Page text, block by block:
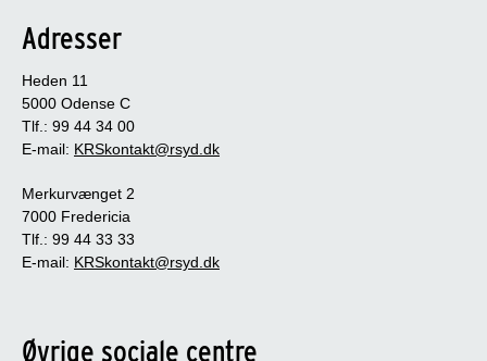
Adresser
Heden 11
5000 Odense C
Tlf.: 99 44 34 00
E-mail: KRSkontakt@rsyd.dk
Merkurvænget 2
7000 Fredericia
Tlf.: 99 44 33 33
E-mail: KRSkontakt@rsyd.dk
Øvrige sociale centre